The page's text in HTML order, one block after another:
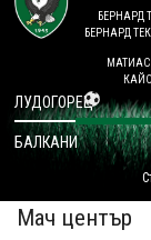
НА ТЕРЕНА
СТАДИОН & БАЗИ
КЛУБ
БЕРНАРД
БЕРНАРД
МАТИАС
ЛУДОГОРЕЦ
БАЛКАНИ
Мач център